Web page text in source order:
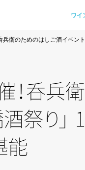
ワイ
兵衛のためのはしご酒イベン
！ 呑兵衛
祭り 」
能